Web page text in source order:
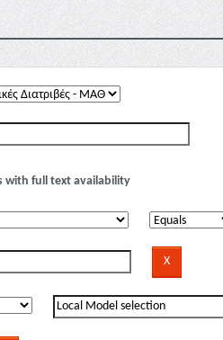
with full text availability